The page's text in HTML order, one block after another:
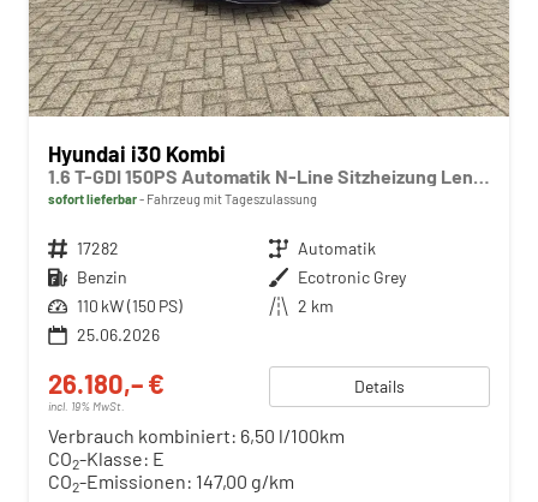
Hyundai i30 Kombi
1.6 T-GDI 150PS Automatik N-Line Sitzheizung Lenkradheizung Klimaautomatik Navi 10,3"-Touchscreen Bluelink Apple CarPlay + Android Auto PDC v+h Rückf.Kamera 18-LM
sofort lieferbar Fahrzeug mit Tageszulassung
Fahrzeugnr. 17282 Getriebe Automatik
Kraftstoff Benzin Außenfarbe Ecotronic Grey
Leistung 110 kW (150 PS) Kilometerstand 2 km
25.06.2026
26.180,– €
incl. 19% MwSt.
Details
Verbrauch kombiniert: 6,50 l/100km
CO2-Klasse: E
CO2-Emissionen: 147,00 g/km